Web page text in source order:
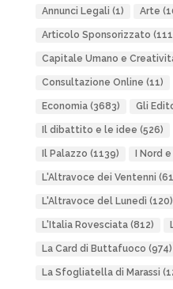
Annunci Legali (1) Arte
Articolo Sponsorizzato
Capitale Umano e
Consultazione Online (11)
Economia(3683) Gli
Il dibattito e le idee (526)
Il Palazzo (1139) I Nord
L'Altravoce dei Ventenni
L'Altravoce del Lunedì (120)
L'Italia Rovesciata(812)
La Card di Buttafuoco (974)
La Sfogliatella di Marassi